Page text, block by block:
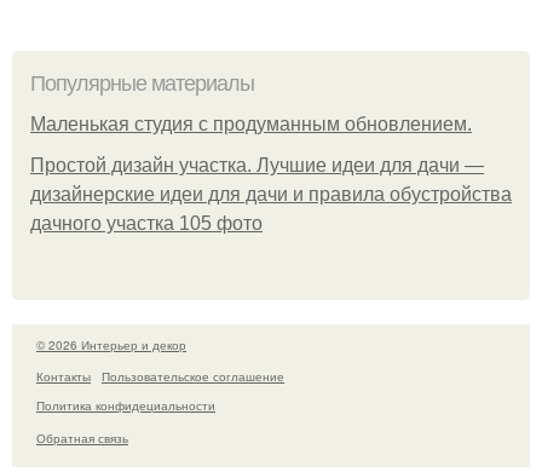
Популярные материалы
Маленькая студия с продуманным обновлением.
Простой дизайн участка. Лучшие идеи для дачи —
дизайнерские идеи для дачи и правила обустройства
дачного участка 105 фото
© 2026 Интерьер и декор
Контакты
Пользовательское соглашение
Политика конфидециальности
Обратная связь